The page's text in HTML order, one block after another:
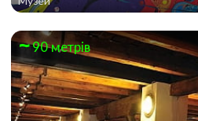
90 метрів